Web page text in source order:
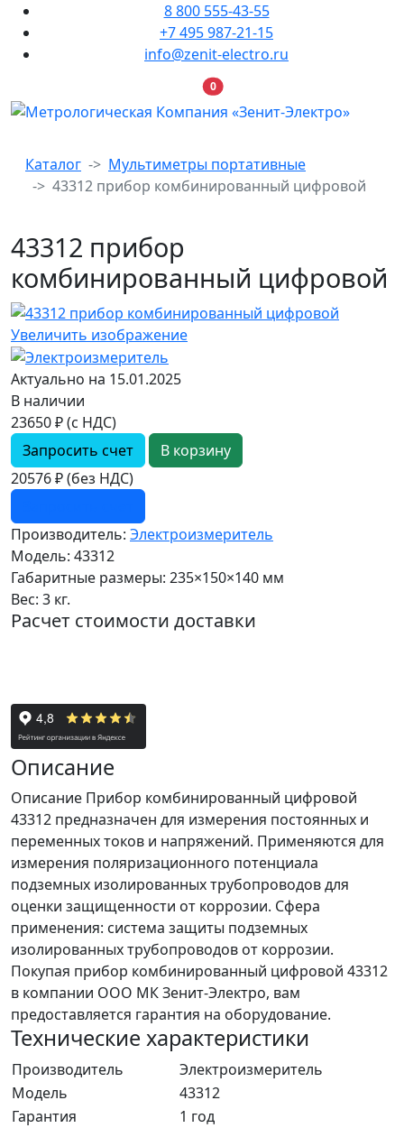
8 800 555-43-55
+7 495 987-21-15
info@zenit-electro.ru
0В корзину
Каталог
Мультиметры портативные
43312 прибор комбинированный цифровой
43312 прибор
комбинированный цифровой
Увеличить изображение
Актуально на 15.01.2025
В наличии
23650 ₽ (с НДС)
Запросить счет
20576 ₽ (без НДС)
Производитель: Электроизмеритель
Модель: 43312
Габаритные размеры: 235×150×140 мм
Вес: 3 кг.
Расчет стоимости доставки
Описание
Описание Прибор комбинированный цифровой
43312 предназначен для измерения постоянных и
переменных токов и напряжений. Применяются для
измерения поляризационного потенциала
подземных изолированных трубопроводов для
оценки защищенности от коррозии. Сфера
применения: система защиты подземных
изолированных трубопроводов от коррозии.
Покупая прибор комбинированный цифровой 43312
в компании ООО МК Зенит-Электро, вам
предоставляется гарантия на оборудование.
Технические характеристики
Производитель
Электроизмеритель
Модель
43312
Гарантия
1 год